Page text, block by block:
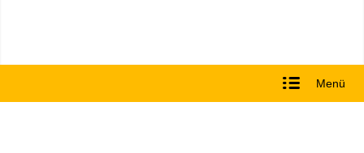
Menü